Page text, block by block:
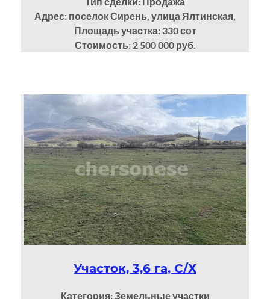
Адрес: поселок Сирень, улица Ялтинская,
Площадь участка: 330сот
Стоимость: 2 500 000 руб.
Участок, 3,6 га, С/Х
Категория: Земельные участки